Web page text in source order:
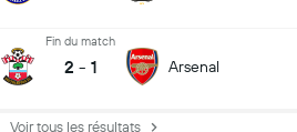
Fin du match
2 - 1 Arsenal
Voir tous les résultats